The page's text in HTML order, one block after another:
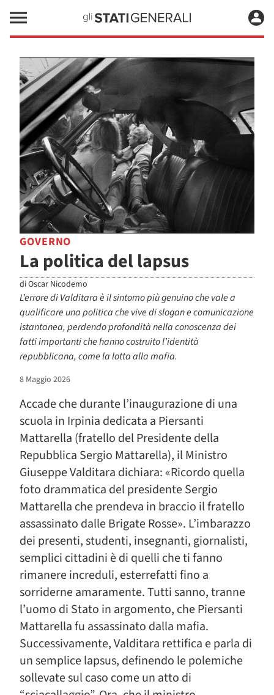
GOVERNO
La politica del lapsus
diOscar Nicodemo
L’errore di Valditara è il sintomo più genuino che vale a
qualificare una politica che vive di slogan e comunicazione
istantanea, perdendo profondità nella conoscenza dei
fatti importanti che hanno costruito l’identità
repubblicana, come la lotta alla mafia.
8 Maggio 2026
Accade che durante l’inaugurazione di una
scuola in Irpinia dedicata a Piersanti
Mattarella (fratello del Presidente della
Repubblica Sergio Mattarella), il Ministro
Giuseppe Valditara dichiara: «Ricordo quella
foto drammatica del presidente Sergio
Mattarella che prendeva in braccio il fratello
assassinato dalle Brigate Rosse». L’imbarazzo
dei presenti, studenti, insegnanti, giornalisti,
semplici cittadini è di quelli che ti fanno
rimanere increduli, esterrefatti fino a
sorriderne amaramente. Tutti sanno, tranne
l’uomo di Stato in argomento, che Piersanti
Mattarella fu assassinato dalla mafia.
Successivamente, Valditara rettifica e parla di
un semplice lapsus, definendo le polemiche
sollevate sul caso come un atto di